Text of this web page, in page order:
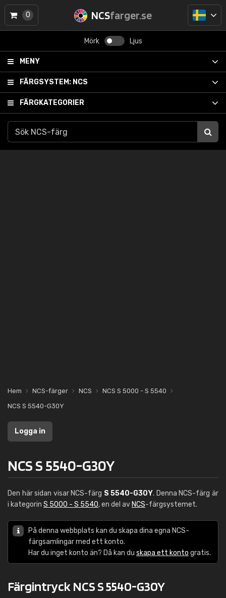
NCSfarger.se
Mörk Ljus
MENY
FÄRGSYSTEM: NCS
FÄRGKATEGORIER
0
Hem NCS-färger NCS
NCS S 5000 - S 5540
NCS S 5540-G30Y
Logga in
NCS S 5540-G30Y
Den här sidan visar NCS-färg S 5540-G30Y. Denna NCS-färg är
i kategorin S 5000 - S 5540, en del av NCS-färgsystemet.
På denna webbplats kan du skapa dina egna NCS-
färgsamlingar med ett konto.
Har du inget konto än? Då kan du skapa ett konto gratis.
Färgintryck NCS S 5540-G30Y